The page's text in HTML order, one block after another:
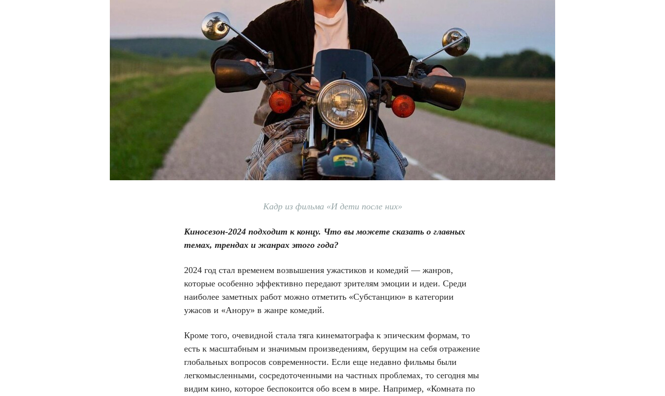
Кадр из фильма «И дети после них»
Киносезон-2024 подходит к концу. Что вы можете сказать о главных
темах, трендах и жанрах этого года?
2024 год стал временем возвышения ужастиков и комедий — жанров,
которые особенно эффективно передают зрителям эмоции и идеи. Среди
наиболее заметных работ можно отметить «Субстанцию» в категории
ужасов и «Анору» в жанре комедий.
Кроме того, очевидной стала тяга кинематографа к эпическим формам, то
есть к масштабным и значимым произведениям, берущим на себя отражение
глобальных вопросов современности. Если еще недавно фильмы были
легкомысленными, сосредоточенными на частных проблемах, то сегодня мы
видим кино, которое беспокоится обо всем в мире. Например, «Комната по